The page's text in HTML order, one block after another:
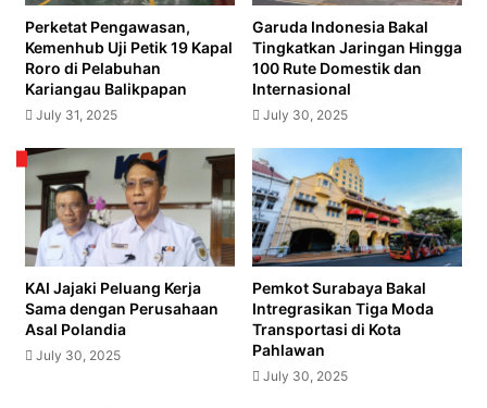
Perketat Pengawasan,
Kemenhub Uji Petik 19 Kapal
Roro di Pelabuhan
Kariangau Balikpapan
July 31, 2025
Garuda Indonesia Bakal
Tingkatkan Jaringan Hingga
100 Rute Domestik dan
Internasional
July 30, 2025
KAI Jajaki Peluang Kerja
Sama dengan Perusahaan
Asal Polandia
July 30, 2025
Pemkot Surabaya Bakal
Intregrasikan Tiga Moda
Transportasi di Kota
Pahlawan
July 30, 2025